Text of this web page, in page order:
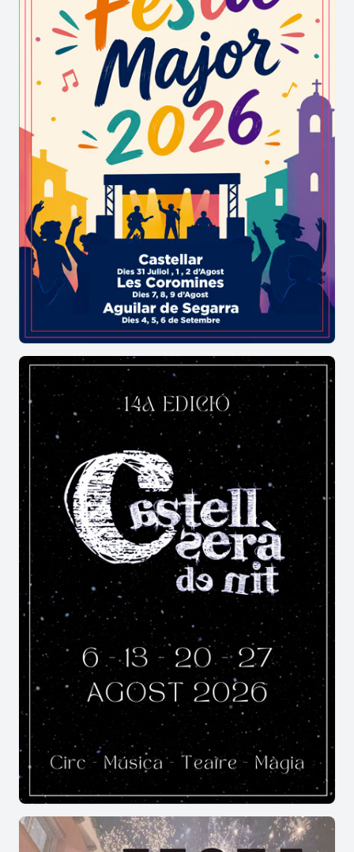
l’interès pels objectes quotidians i l’entorn
natural.
Us convidem a descobrir l’estreta relació de Miró
amb Mont-roig amb la visita al Mas Miró, origen
de tot, i a través de la ruta “El paisatge emocional
de Miró”la qual transcorre per alguns dels espais
que transformà en art universal.
També podeu realitzarvisites al mas amb
audioguia, visites guiades, visites teatralitzades,
visites escolars, i taller com la masia amb els 5
sentits, Miró i el vi, visita amb tast...